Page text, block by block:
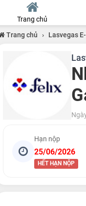
Trang chủ
Trang chủ › Lasvegas
Hạn nộp
25/06/2026
HẾT HẠN NỘP